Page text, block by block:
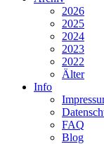
2026
2025
2024
2023
2022
Älter
Info
FAQ
Blog